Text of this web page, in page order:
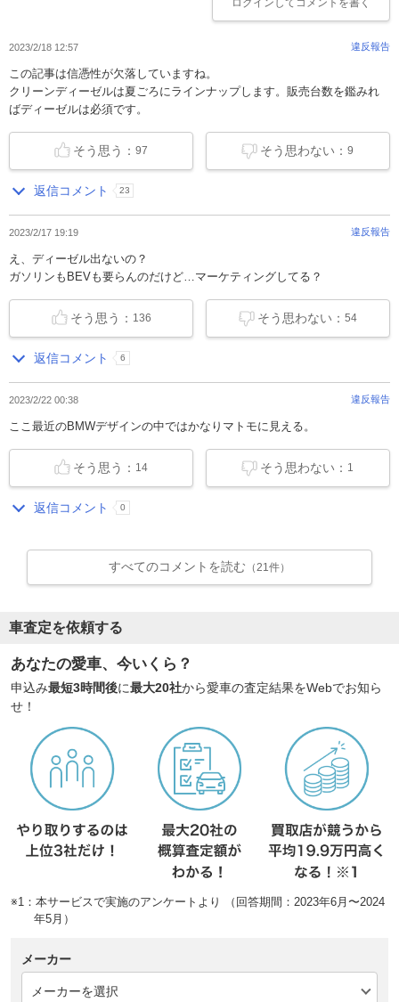
2023/2/18 12:57 違反報告
この記事は信憑性が欠落していますね。
クリーンディーゼルは夏ごろにラインナップします。販売台数を鑑みれ
ばディーゼルは必須です。
そう思わない：9
そう思う：97
返信コメント 23
2023/2/17 19:19 違反報告
え、ディーゼル出ないの？
ガソリンもBEVも要らんのだけど…マーケティングしてる？
そう思わない： 54
そう思う： 136
返信コメント 6
2023/2/22 00:38 違反報告
ここ最近のBMWデザインの中ではかなりマトモに見える。
そう思わない： 1
そう思う： 14
返信コメント 0
すべてのコメントを読む （21件）
車査定を依頼する
あなたの愛車、今いくら？
申込み最短3時間後に最大20社から愛車の査定結果をWebでお知ら
せ！
※1：本サービスで実施のアンケートより （回答期間：2023年6月〜2024
年5月）
メーカー